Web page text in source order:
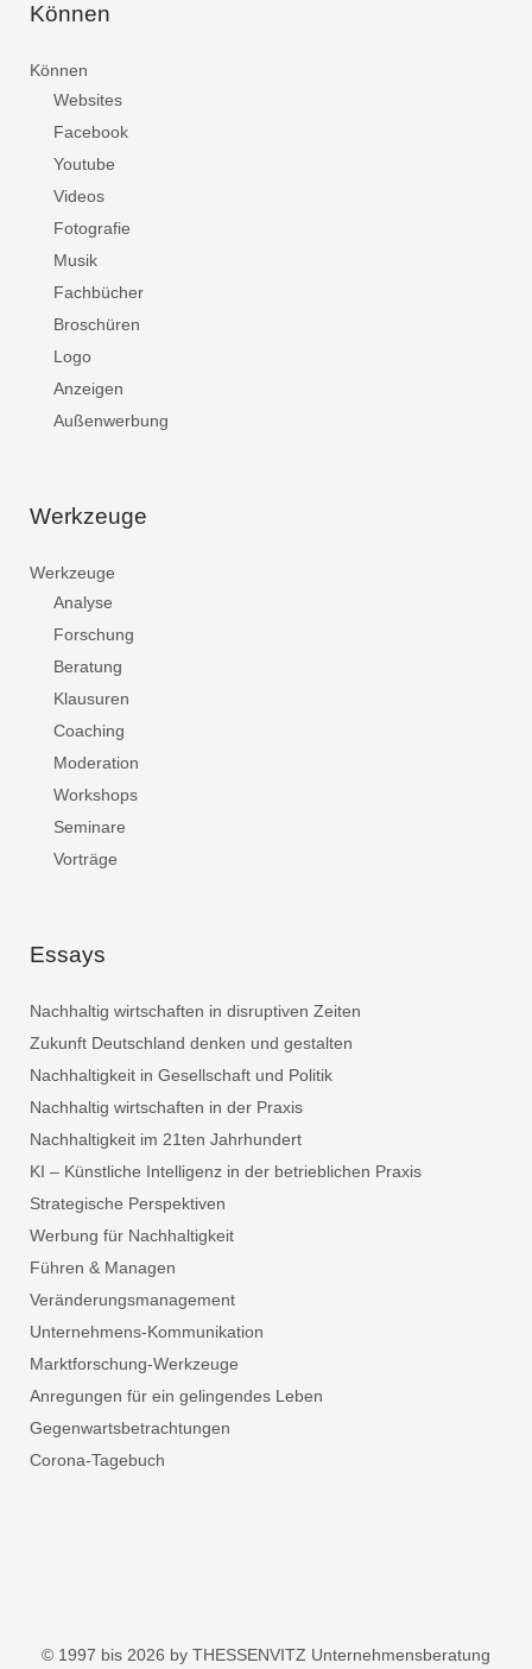
Können
Können
Websites
Facebook
Youtube
Videos
Fotografie
Musik
Fachbücher
Broschüren
Logo
Anzeigen
Außenwerbung
Werkzeuge
Werkzeuge
Analyse
Forschung
Beratung
Klausuren
Coaching
Moderation
Workshops
Seminare
Vorträge
Essays
Nachhaltig wirtschaften in disruptiven Zeiten
Zukunft Deutschland denken und gestalten
Nachhaltigkeit in Gesellschaft und Politik
Nachhaltig wirtschaften in der Praxis
Nachhaltigkeit im 21ten Jahrhundert
KI – Künstliche Intelligenz in der betrieblichen Praxis
Strategische Perspektiven
Werbung für Nachhaltigkeit
Führen & Managen
Veränderungsmanagement
Unternehmens-Kommunikation
Marktforschung-Werkzeuge
Anregungen für ein gelingendes Leben
Gegenwartsbetrachtungen
Corona-Tagebuch
© 1997 bis 2026 by THESSENVITZ Unternehmensberatung